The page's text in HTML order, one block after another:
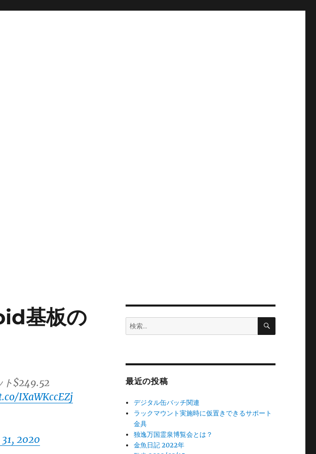
基板の
ト$249.52
IXaWKccEZj
2020
検
索:
検
最近の投稿
デジタル缶バッチ関連
ラックマウント実施時に仮置きできるサポート
金具
独逸万国霊泉博覧会とは？
金魚日記 2022年